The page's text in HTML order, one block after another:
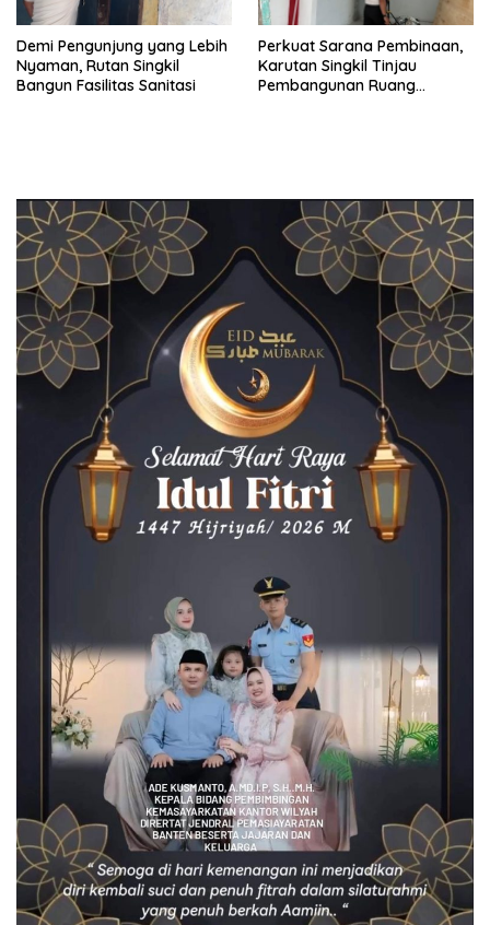
Demi Pengunjung yang Lebih
Nyaman, Rutan Singkil
Bangun Fasilitas Sanitasi
Perkuat Sarana Pembinaan,
Karutan Singkil Tinjau
Pembangunan Ruang